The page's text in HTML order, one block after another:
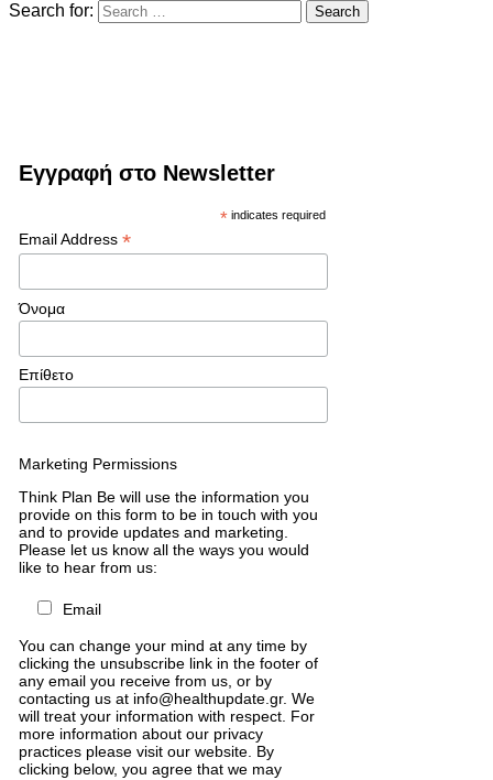
Search for:
Εγγραφή στο Newsletter
* indicates required
Email Address *
Όνομα
Επίθετο
Marketing Permissions
Think Plan Be will use the information you
provide on this form to be in touch with you
and to provide updates and marketing.
Please let us know all the ways you would
like to hear from us:
Email
You can change your mind at any time by
clicking the unsubscribe link in the footer of
any email you receive from us, or by
contacting us at info@healthupdate.gr. We
will treat your information with respect. For
more information about our privacy
practices please visit our website. By
clicking below, you agree that we may